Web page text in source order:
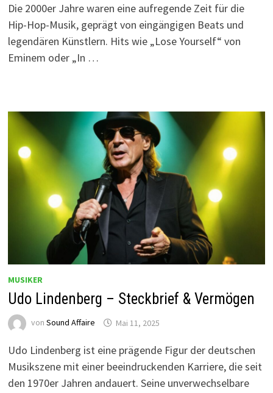
Die 2000er Jahre waren eine aufregende Zeit für die
Hip-Hop-Musik, geprägt von eingängigen Beats und
legendären Künstlern. Hits wie „Lose Yourself“ von
Eminem oder „In …
MUSIKER
Udo Lindenberg – Steckbrief & Vermögen
von Sound Affaire Mai 11, 2025
Udo Lindenberg ist eine prägende Figur der deutschen
Musikszene mit einer beeindruckenden Karriere, die seit
den 1970er Jahren andauert. Seine unverwechselbare